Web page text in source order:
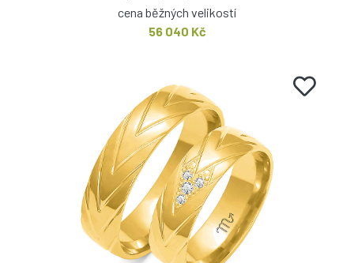
cena běžných velikostí
56 040 Kč